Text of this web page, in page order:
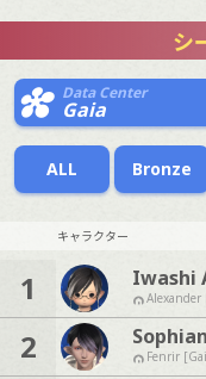
シ
Data Center
Gaia
ALL Bronze
キャラクター
1 Iwashi
Alexander
2 Fenrir